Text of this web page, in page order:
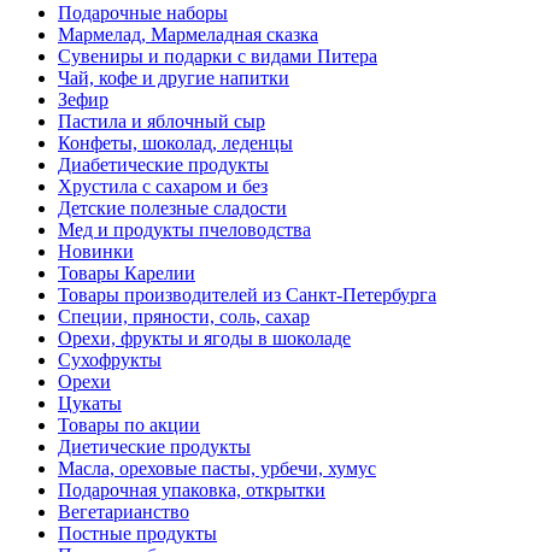
Подарочные наборы
Мармелад, Мармеладная сказка
Сувениры и подарки с видами Питера
Чай, кофе и другие напитки
Зефир
Пастила и яблочный сыр
Конфеты, шоколад, леденцы
Диабетические продукты
Хрустила с сахаром и без
Детские полезные сладости
Мед и продукты пчеловодства
Новинки
Товары Карелии
Товары производителей из Санкт-Петербурга
Специи, пряности, соль, сахар
Орехи, фрукты и ягоды в шоколаде
Сухофрукты
Орехи
Цукаты
Товары по акции
Диетические продукты
Масла, ореховые пасты, урбечи, хумус
Подарочная упаковка, открытки
Вегетарианство
Постные продукты